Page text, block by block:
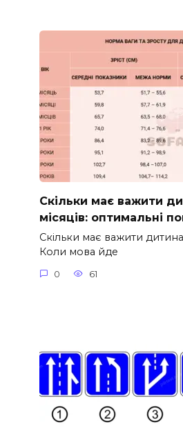
Скільки має важити
місяців: оптимальні
Скільки має важити дитина
Коли мова йде
0 61